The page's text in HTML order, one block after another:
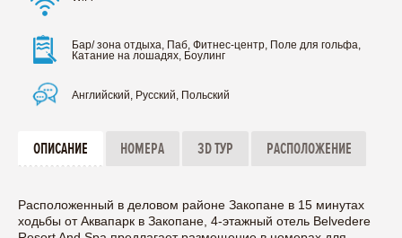
Бар/ зона отдыха, Паб, Фитнес-центр, Поле для гольфа,
Катание на лошадях, Боулинг
Английский, Русский, Польский
ОПИСАНИЕ НОМЕРА 3D ТУР РАСПОЛОЖЕНИЕ
Расположенный в деловом районе Закопане в 15 минутах
ходьбы от Аквапарк в Закопане, 4-этажный отель Belvedere